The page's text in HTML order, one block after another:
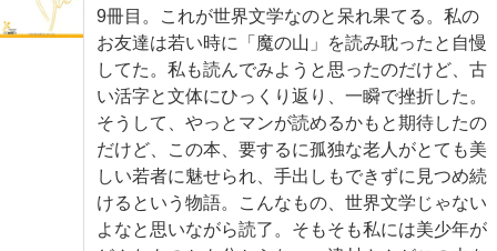
9冊目。これが世界文学なのと呆れ果てる。私の
お友達は若い時に「魔の山」を読み耽ったと自慢
してた。私も読んでみようと思ったのだけど、古
い活字と文体にひっくり返り、一瞬で挫折した。
そうして、やっとマンが読めるかもと期待したの
だけど、この本、要するに孤独な老人がとても美
しい若者に魅せられ、手出しもできずに見つめ続
けるという物語。こんなもの、世界文学じゃない
よなと思いながら読了。そもそも私には美少年が